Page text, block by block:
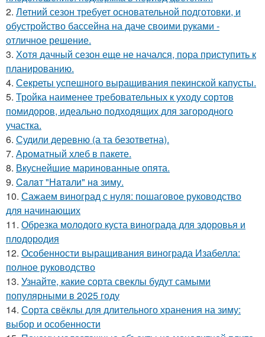
2. Летний сезон требует основательной подготовки, и
обустройство бассейна на даче своими руками -
отличное решение.
3. Хотя дачный сезон еще не начался, пора приступить к
планированию.
4. Секреты успешного выращивания пекинской капусты.
5. Тройка наименее требовательных к уходу сортов
помидоров, идеально подходящих для загородного
участка.
6. Судили деревню (а та безответна).
7. Ароматный хлеб в пакете.
8. Вкуснейшие маринованные опята.
9. Caлaт "Нaтaли" нa зиму.
10. Сажаем виноград с нуля: пошаговое руководство
для начинающих
11. Обрезка молодого куста винограда для здоровья и
плодородия
12. Особенности выращивания винограда Изабелла:
полное руководство
13. Узнайте, какие сорта свеклы будут самыми
популярными в 2025 году
14. Сорта свёклы для длительного хранения на зиму:
выбор и особенности